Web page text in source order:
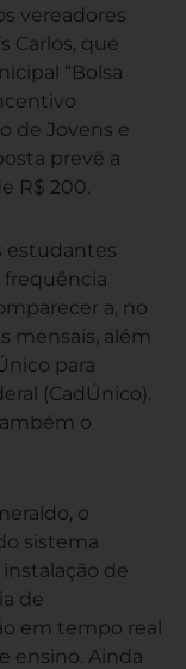
vereadores
Carlos, que
“Bolsa
de Jovens e
prevê a
R$ 200.
estudantes
a, no
mensais, além
para
(CadÚnico).
o
o
sistema
instalação de
de
em tempo real
ensino. Ainda